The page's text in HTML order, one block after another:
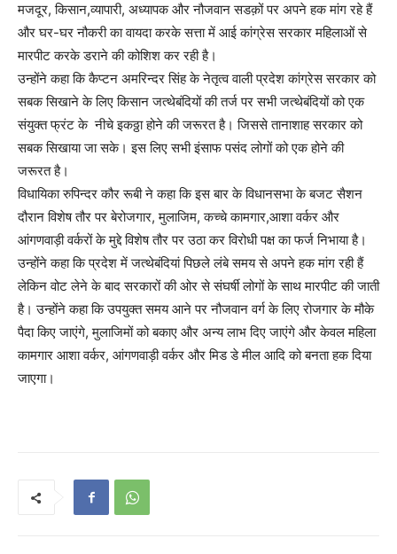
मजदूर, किसान,व्यापारी, अध्यापक और नौजवान सडक़ों पर अपने हक मांग रहे हैं
और घर-घर नौकरी का वायदा करके सत्ता में आई कांग्रेस सरकार महिलाओं से
मारपीट करके डराने की कोशिश कर रही है।
उन्होंने कहा कि कैप्टन अमरिन्दर सिंह के नेतृत्व वाली प्रदेश कांग्रेस सरकार को
सबक सिखाने के लिए किसान जत्थेबंदियों की तर्ज पर सभी जत्थेबंदियों को एक
संयुक्त फ्रंट के नीचे इकठ्ठा होने की जरूरत है। जिससे तानाशाह सरकार को
सबक सिखाया जा सके। इस लिए सभी इंसाफ पसंद लोगों को एक होने की
जरूरत है।
विधायिका रुपिन्दर कौर रूबी ने कहा कि इस बार के विधानसभा के बजट सैशन
दौरान विशेष तौर पर बेरोजगार, मुलाजिम, कच्चे कामगार,आशा वर्कर और
आंगणवाड़ी वर्करों के मुद्दे विशेष तौर पर उठा कर विरोधी पक्ष का फर्ज निभाया है।
उन्होंने कहा कि प्रदेश में जत्थेबंदियां पिछले लंबे समय से अपने हक मांग रही हैं
लेकिन वोट लेने के बाद सरकारों की ओर से संघर्षी लोगों के साथ मारपीट की जाती
है। उन्होंने कहा कि उपयुक्त समय आने पर नौजवान वर्ग के लिए रोजगार के मौके
पैदा किए जाएंगे, मुलाजिमों को बकाए और अन्य लाभ दिए जाएंगे और केवल महिला
कामगार आशा वर्कर, आंगणवाड़ी वर्कर और मिड डे मील आदि को बनता हक दिया
जाएगा।